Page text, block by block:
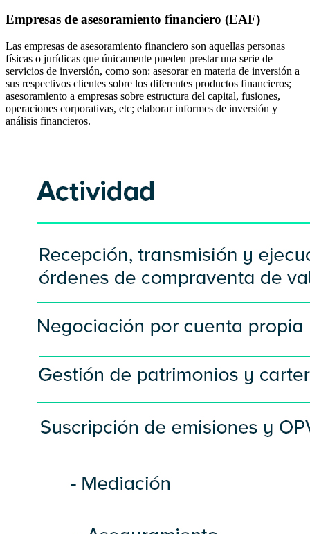
Empresas de asesoramiento financiero (EAF)
Las empresas de asesoramiento financiero son aquellas personas
físicas o jurídicas que únicamente pueden prestar una serie de
servicios de inversión, como son: asesorar en materia de inversión a
sus respectivos clientes sobre los diferentes productos financieros;
asesoramiento a empresas sobre estructura del capital, fusiones,
operaciones corporativas, etc; elaborar informes de inversión y
análisis financieros.